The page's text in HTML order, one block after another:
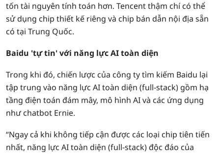
tốn tài nguyên tính toán hơn. Tencent thậm chí có thể
sử dụng chip thiết kế riêng và chip bán dẫn nội địa sẵn
có tại Trung Quốc.
Baidu 'tự tin' với năng lực AI toàn diện
Trong khi đó, chiến lược của công ty tìm kiếm Baidu lại
tập trung vào năng lực AI toàn diện (full-stack) gồm hạ
tầng điện toán đám mây, mô hình AI và các ứng dụng
như chatbot Ernie.
“Ngay cả khi không tiếp cận được các loại chip tiên tiến
nhất, năng lực AI toàn diện (full-stack) độc đáo của